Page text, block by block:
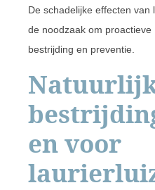
De schadelijke effecten van
de noodzaak om
bestrijding en preventie.
en voor